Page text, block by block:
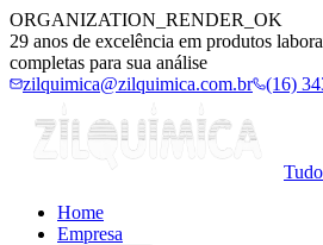
ORGANIZATION_RENDER_OK
29 anos de excelência em produtos
completas para sua análise
zilquimica@zilquimica.com.br
(16)
Home
Empresa